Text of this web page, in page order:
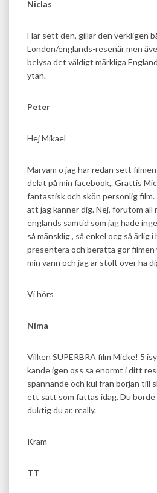
Niclas
Har sett den, gillar den verkligen
London/englands-resenär men
belysa det väldigt märkliga
ytan.
Peter
Hej Mikael
Maryam o jag har redan sett
delat på min facebook,. Grattis
fantastisk och skön personlig film.
att jag känner dig. Nej, förutom all
englands samtid som jag hade
så mänsklig , så enkel ocg så
presentera och berätta gör filmen
min vänn och jag är stölt över ha
Vi hörs
Nima
Vilken SUPERBRA film Micke! 5
kande igen oss sa enormt i ditt
spannande och kul fran borjan till
ett satt som fattas idag. Du borde
duktig du ar, really.
Kram
TT